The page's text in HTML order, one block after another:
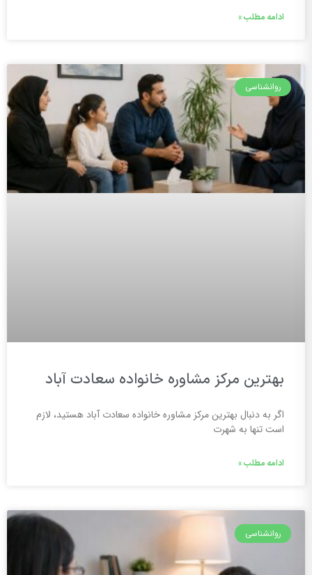
ادامه مطلب »
روانشناسی
بهترین مرکز مشاوره خانواده سعادت آباد
اگر به دنبال بهترین مرکز مشاوره خانواده سعادت آباد هستید، لازم
است تنها به شهرت
ادامه مطلب »
روانشناسی